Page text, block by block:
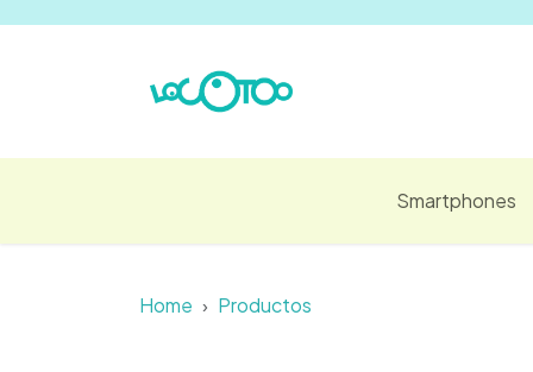
Smartphones
Home Productos